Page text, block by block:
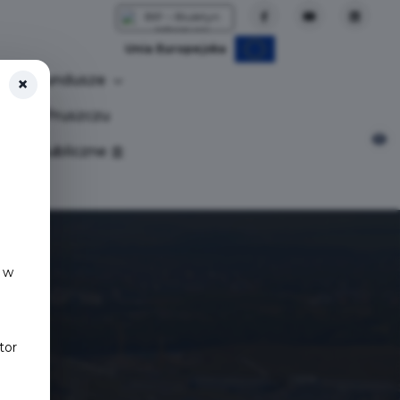
Unia Europejska
Fundusze
w Pruszczu
publiczne
×
w